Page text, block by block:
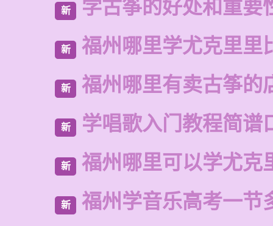
新 学古筝的好处和重要
新 福州哪里学尤克里里
新 福州哪里有卖古筝的
新 学唱歌入门教程简谱
新 福州哪里可以学尤克
新 福州学音乐高考一节